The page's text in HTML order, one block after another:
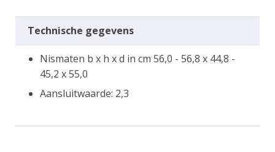
Technische gegevens
Nismaten b x h x d in cm 56,0 - 56,8 x 44,8 -
45,2 x 55,0
Aansluitwaarde: 2,3